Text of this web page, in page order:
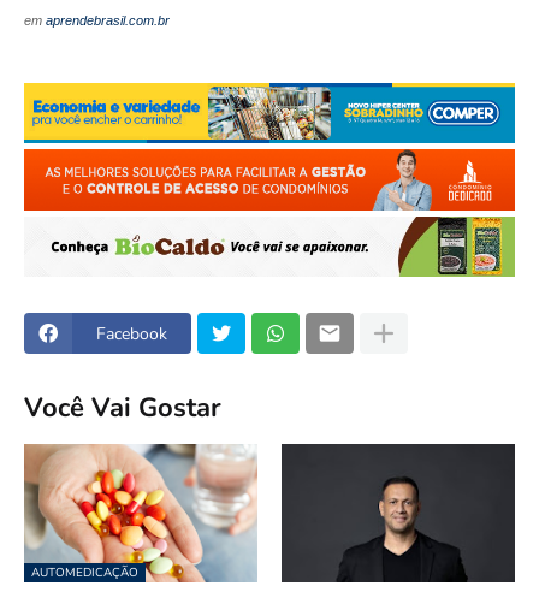
em aprendebrasil.com.br
Facebook
Você Vai Gostar
AUTOMEDICAÇÃO